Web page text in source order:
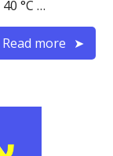
°C …
Read more